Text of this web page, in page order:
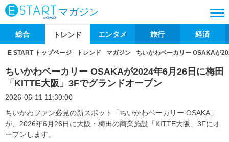
マガジン
総合 トレンド エンタメ 旅行 経済
E START トップページ トレンド マガジン ちいかわベーカリー OSAKAが
ちいかわベーカリー OSAKAが2024年6月26日に梅田
「KITTE大阪」3Fでグランドオープン
2026-06-11 11:30:00
ちいかわファン必見の新スポット「ちいかわベーカリー OSAKA」
が、2026年6月26日に大阪・梅田の商業施設「KITTE大阪」3Fにオ
ープンします。